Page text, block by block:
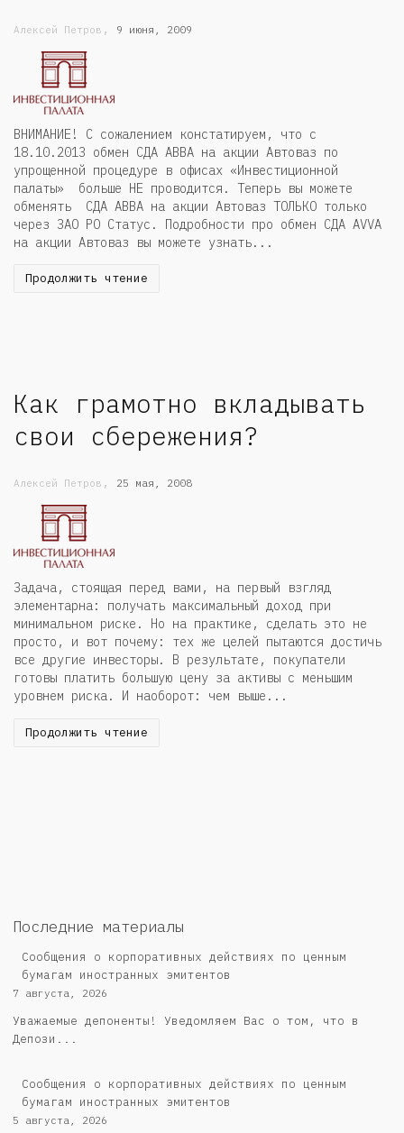
Алексей Петров , 9 июня, 2009
ВНИМАНИЕ! С сожалением констатируем, что с
18.10.2013 обмен СДА АВВА на акции Автоваз по
упрощенной процедуре в офисах «Инвестиционной
палаты» больше НЕ проводится. Теперь вы можете
обменять СДА АВВА на акции Автоваз ТОЛЬКО только
через ЗАО РО Статус. Подробности про обмен СДА AVVA
на акции Автоваз вы можете узнать...
Продолжить чтение
Как грамотно вкладывать
свои сбережения?
Алексей Петров , 25 мая, 2008
Задача, стоящая перед вами, на первый взгляд
элементарна: получать максимальный доход при
минимальном риске. Но на практике, сделать это не
просто, и вот почему: тех же целей пытаются достичь
все другие инвесторы. В результате, покупатели
готовы платить большую цену за активы с меньшим
уровнем риска. И наоборот: чем выше...
Продолжить чтение
Последние материалы
Сообщения о корпоративных действиях по ценным
бумагам иностранных эмитентов
7 августа, 2026
Уважаемые депоненты! Уведомляем Вас о том, что в
Депози...
Сообщения о корпоративных действиях по ценным
бумагам иностранных эмитентов
5 августа, 2026